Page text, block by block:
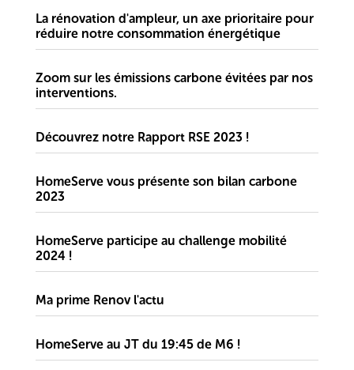
La rénovation d'ampleur, un axe prioritaire pour
réduire notre consommation énergétique
Zoom sur les émissions carbone évitées par nos
interventions.
Découvrez notre Rapport RSE 2023 !
HomeServe vous présente son bilan carbone
2023
HomeServe participe au challenge mobilité
2024 !
Ma prime Renov l'actu
HomeServe au JT du 19:45 de M6 !